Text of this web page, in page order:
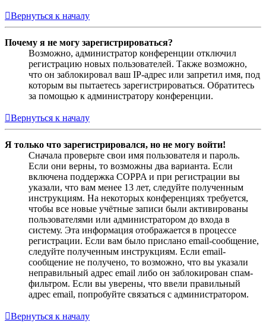
Вернуться к началу
Почему я не могу зарегистрироваться?
Возможно, администратор конференции отключил
регистрацию новых пользователей. Также возможно,
что он заблокировал ваш IP-адрес или запретил имя, под
которым вы пытаетесь зарегистрироваться. Обратитесь
за помощью к администратору конференции.
Вернуться к началу
Я только что зарегистрировался, но не могу войти!
Сначала проверьте свои имя пользователя и пароль.
Если они верны, то возможны два варианта. Если
включена поддержка COPPA и при регистрации вы
указали, что вам менее 13 лет, следуйте полученным
инструкциям. На некоторых конференциях требуется,
чтобы все новые учётные записи были активированы
пользователями или администратором до входа в
систему. Эта информация отображается в процессе
регистрации. Если вам было прислано email-сообщение,
следуйте полученным инструкциям. Если email-
сообщение не получено, то возможно, что вы указали
неправильный адрес email либо он заблокирован спам-
фильтром. Если вы уверены, что ввели правильный
адрес email, попробуйте связаться с администратором.
Вернуться к началу